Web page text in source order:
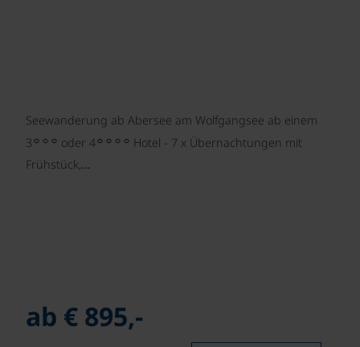
Seewanderung ab Abersee am Wolfgangsee ab einem
3☼☼☼ oder 4☼☼☼☼ Hotel - 7 x Übernachtungen mit
Frühstück,…
ab € 895,-